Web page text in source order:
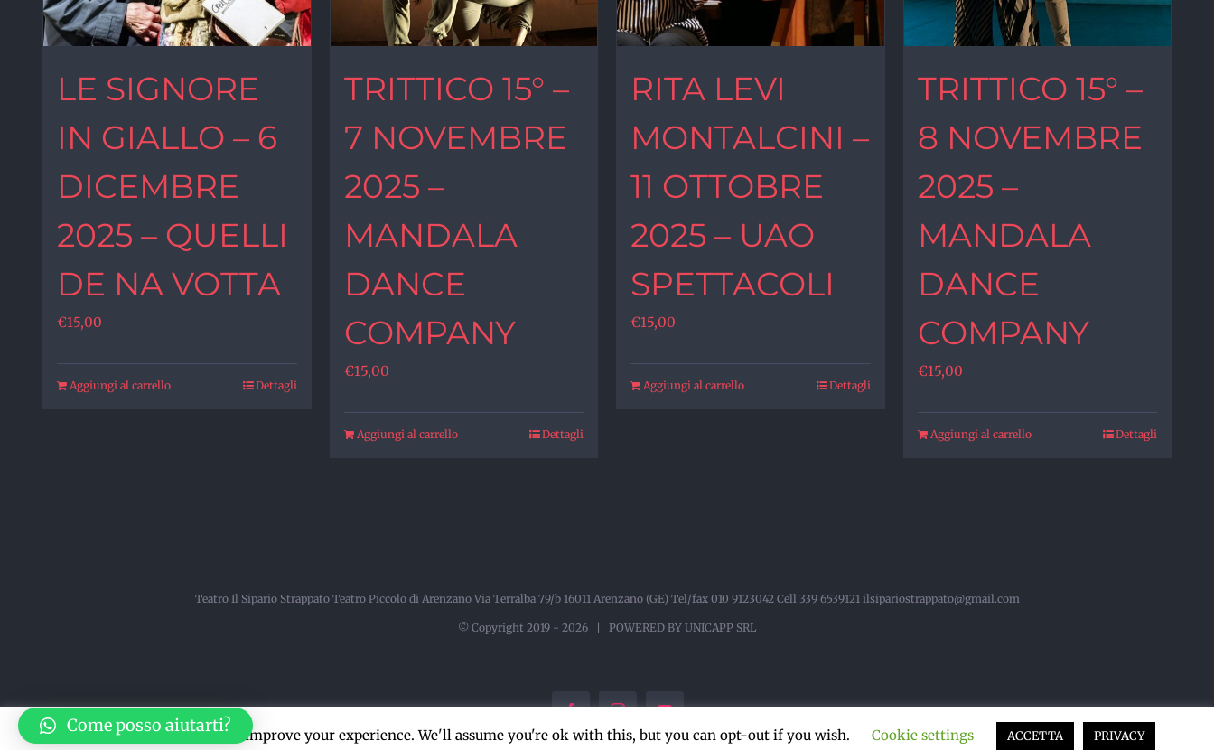
LE SIGNORE
IN GIALLO – 6
DICEMBRE
2025 – QUELLI
DE NA VOTTA
€15,00
Aggiungi al carrello Dettagli
TRITTICO 15° –
7 NOVEMBRE
2025 –
MANDALA
DANCE
COMPANY
€15,00
Aggiungi al carrello Dettagli
RITA LEVI
MONTALCINI –
11 OTTOBRE
2025 – UAO
SPETTACOLI
€15,00
Aggiungi al carrello Dettagli
TRITTICO 15° –
8 NOVEMBRE
2025 –
MANDALA
DANCE
COMPANY
€15,00
Aggiungi al carrello Dettagli
Teatro Il Sipario Strappato Teatro Piccolo di Arenzano Via Terralba 79/b 16011 Arenzano (GE) Tel/fax 010 9123042 Cell 339 6539121 ilsipariostrappato@gmail.com
© Copyright 2019 - 2026 | POWERED BY UNICAPP SRL
This website uses cookies to improve your experience. We'll assume you're ok with this, but you can opt-out if you wish. Cookie settings ACCETTA PRIVACY
Come posso aiutarti?